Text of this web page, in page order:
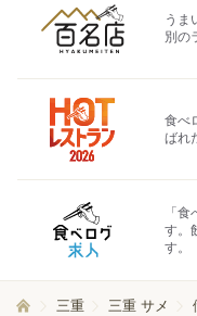
うま
別の
食べ
ばれ
「
す。
す。
三重 三重 サメ